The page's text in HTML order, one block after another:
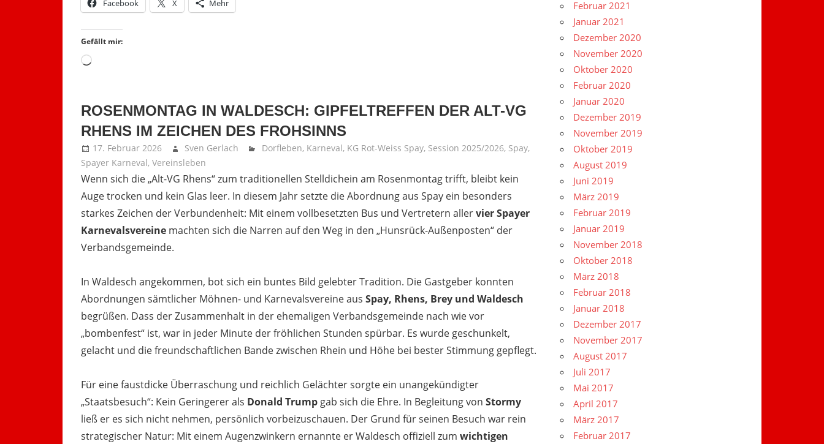
Facebook X Mehr
Gefällt mir:
Wird
ROSENMONTAG IN WALDESCH: GIPFELTREFFEN DER ALT-VG
RHENS IM ZEICHEN DES FROHSINNS
17. Februar 2026 Sven Gerlach Dorfleben, Karneval, KG Rot-Weiss Spay, Session 2025/2026, Spay,
Spayer Karneval, Vereinsleben
Wenn sich die „Alt-VG Rhens“ zum traditionellen Stelldichein am Rosenmontag trifft, bleibt kein
Auge trocken und kein Glas leer. In diesem Jahr setzte die Abordnung aus Spay ein besonders
starkes Zeichen der Verbundenheit: Mit einem vollbesetzten Bus und Vertretern allervier Spayer
Karnevalsvereine machten sich die Narren auf den Weg in den „Hunsrück-Außenposten“ der
Verbandsgemeinde.
In Waldesch angekommen, bot sich ein buntes Bild gelebter Tradition. Die Gastgeber konnten
Abordnungen sämtlicher Möhnen- und Karnevalsvereine aus Spay, Rhens, Brey und Waldesch
begrüßen. Dass der Zusammenhalt in der ehemaligen Verbandsgemeinde nach wie vor
„bombenfest“ ist, war in jeder Minute der fröhlichen Stunden spürbar. Es wurde geschunkelt,
gelacht und die freundschaftlichen Bande zwischen Rhein und Höhe bei bester Stimmung gepflegt.
Für eine faustdicke Überraschung und reichlich Gelächter sorgte ein unangekündigter
„Staatsbesuch“: Kein Geringerer als Donald Trump gab sich die Ehre. In Begleitung von Stormy
ließ er es sich nicht nehmen, persönlich vorbeizuschauen. Der Grund für seinen Besuch war rein
strategischer Natur: Mit einem Augenzwinkern ernannte er Waldesch offiziell zum wichtigen
Februar 2021
Januar 2021
Dezember 2020
November 2020
Oktober 2020
Februar 2020
Januar 2020
Dezember 2019
November 2019
Oktober 2019
August 2019
Juni 2019
März 2019
Februar 2019
Januar 2019
November 2018
Oktober 2018
März 2018
Februar 2018
Januar 2018
Dezember 2017
November 2017
August 2017
Juli 2017
Mai 2017
April 2017
März 2017
Februar 2017